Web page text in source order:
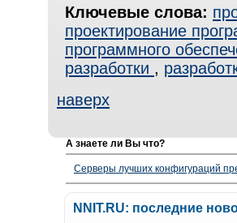
Ключевые слова:
проектирование
программного
разработки ,
наверх
А знаете ли Вы что?
Серверы лучших конфигураций
NNIT.RU: последние